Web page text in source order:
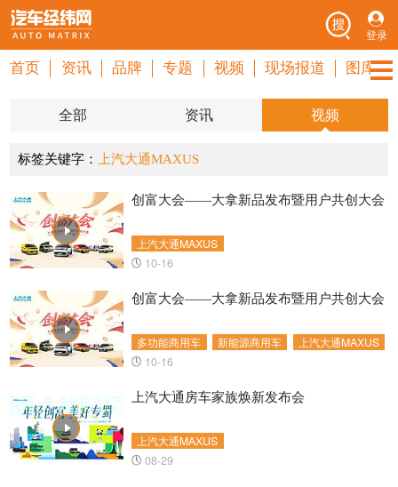
登录
首页 资讯 品牌 专题 视频 现场报道 图库
全部 资讯 视频
标签关键字： 上汽大通MAXUS
上汽大通MAXUS
创富大会——大拿新品发布暨用户共创大会
10-16
多功能商用车 新能源商用车 上汽大通MAXUS
创富大会——大拿新品发布暨用户共创大会
10-16
上汽大通MAXUS
上汽大通房车家族焕新发布会
08-29